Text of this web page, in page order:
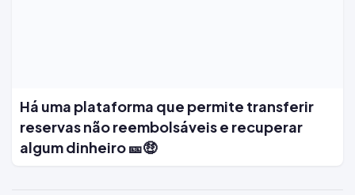
Há uma plataforma que permite transferir
reservas não reembolsáveis e recuperar
algum dinheiro 🎫🤑